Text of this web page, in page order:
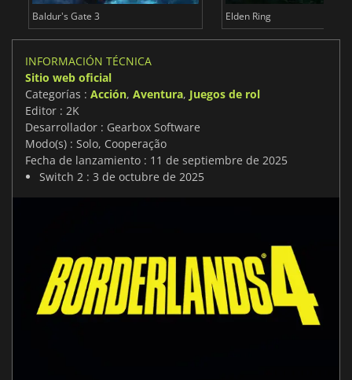
Baldur's Gate 3 Elden Ring
INFORMACIÓN TÉCNICA
Sitio web oficial
Categorías : Acción, Aventura, Juegos de rol
Editor : 2K
Desarrollador : Gearbox Software
Modo(s) : Solo, Cooperação
Fecha de lanzamiento : 11 de septiembre de 2025
Switch 2 : 3 de octubre de 2025